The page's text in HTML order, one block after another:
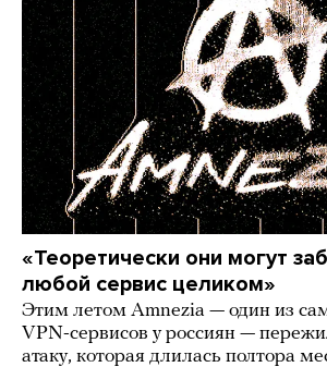
«Теоретически они могут
любой сервис целиком»
Этим летом Amnezia — один из
VPN-сервисов у россиян —
атаку, которая длилась полтора